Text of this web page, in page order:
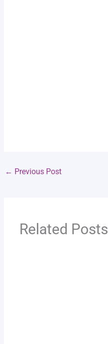
← Previous Post
Related Posts